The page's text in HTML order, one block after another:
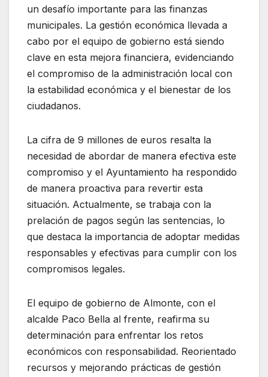
un desafío importante para las finanzas
municipales. La gestión económica llevada a
cabo por el equipo de gobierno está siendo
clave en esta mejora financiera, evidenciando
el compromiso de la administración local con
la estabilidad económica y el bienestar de los
ciudadanos.
La cifra de 9 millones de euros resalta la
necesidad de abordar de manera efectiva este
compromiso y el Ayuntamiento ha respondido
de manera proactiva para revertir esta
situación. Actualmente, se trabaja con la
prelación de pagos según las sentencias, lo
que destaca la importancia de adoptar medidas
responsables y efectivas para cumplir con los
compromisos legales.
El equipo de gobierno de Almonte, con el
alcalde Paco Bella al frente, reafirma su
determinación para enfrentar los retos
económicos con responsabilidad. Reorientado
recursos y mejorando prácticas de gestión